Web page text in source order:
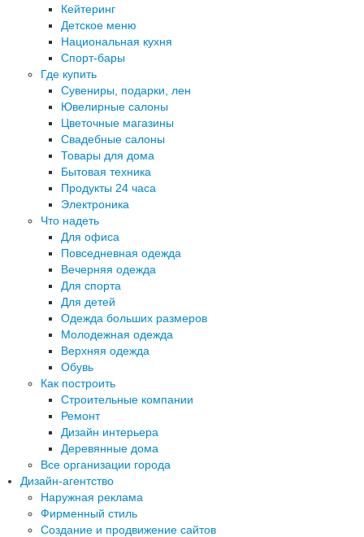
Кейтеринг
Детское меню
Национальная кухня
Спорт-бары
Где купить
Сувениры, подарки, лен
Ювелирные салоны
Цветочные магазины
Свадебные салоны
Товары для дома
Бытовая техника
Продукты 24 часа
Электроника
Что надеть
Для офиса
Повседневная одежда
Вечерняя одежда
Для спорта
Для детей
Одежда больших размеров
Молодежная одежда
Верхняя одежда
Обувь
Как построить
Строительные компании
Ремонт
Дизайн интерьера
Деревянные дома
Все организации города
Дизайн-агентство
Наружная реклама
Фирменный стиль
Создание и продвижение сайтов